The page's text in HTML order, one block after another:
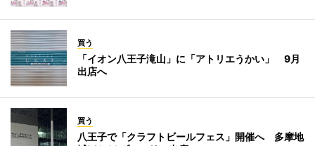
買う
「イオン八王子滝山」に「アトリエうかい」 9月
出店へ
買う
八王子で「クラフトビールフェス」開催へ 多摩地